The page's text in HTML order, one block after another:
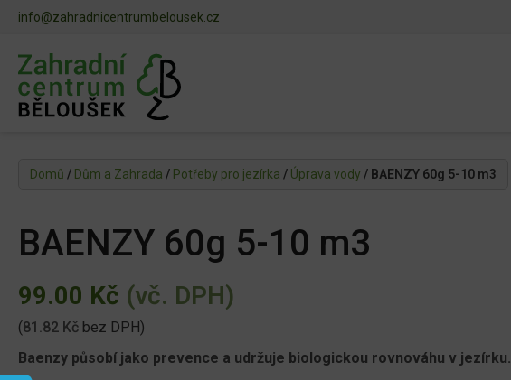
info@zahradnicentrumbelousek.cz
Domů / Dům a Zahrada / Potřeby pro jezírka / Úprava vody / BAENZY 60g 5-10 m3
BAENZY 60g 5-10 m3
99.00 Kč (vč. DPH)
(81.82 Kč bez DPH)
Baenzy působí jako prevence a udržuje biologickou rovnováhu v jezírku.